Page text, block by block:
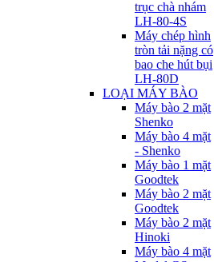
trục chà nhám
LH-80-4S
Máy chép hình
tròn tải nặng có
bao che hút bụi
LH-80D
LOẠI MÁY BÀO
Máy bào 2 mặt
Shenko
Máy bào 4 mặt
- Shenko
Máy bào 1 mặt
Goodtek
Máy bào 2 mặt
Goodtek
Máy bào 2 mặt
Hinoki
Máy bào 4 mặt